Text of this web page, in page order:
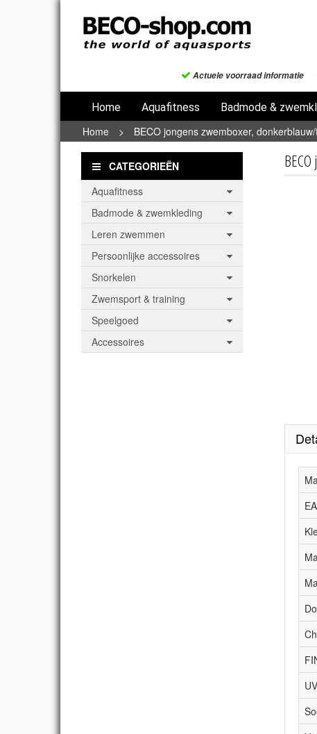
Actuele voorraad informatie
Home Aquafitness Badmode &
Home > BECO jongens zwemboxer,
CATEGORIEËN
Aquafitness
Badmode & zwemkleding
Leren zwemmen
Persoonlijke accessoires
Snorkelen
Zwemsport & training
Speelgoed
Accessoires